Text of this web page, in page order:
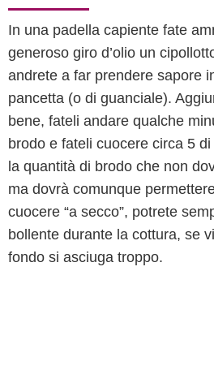
In una padella capiente fate
generoso giro d’olio un
andrete a far prendere sapore
pancetta (o di guanciale).
bene, fateli andare qualche
brodo e fateli cuocere circa 5
la quantità di brodo che non
ma dovrà comunque
cuocere “a secco”, potrete
bollente durante la cottura, se
fondo si asciuga troppo.